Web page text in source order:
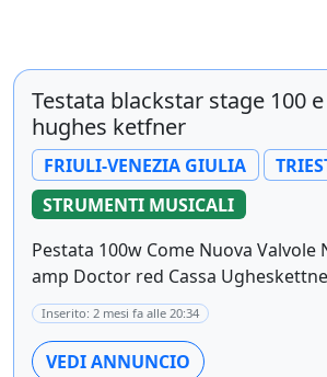
Testata blackstar stage 100
hughes ketfner
FRIULI-VENEZIA GIULIA
STRUMENTI MUSICALI
Pestata 100w Come Nuova Valvole
amp Doctor red Cassa
Inserito: 2 mesi fa alle 20:34
VEDI ANNUNCIO